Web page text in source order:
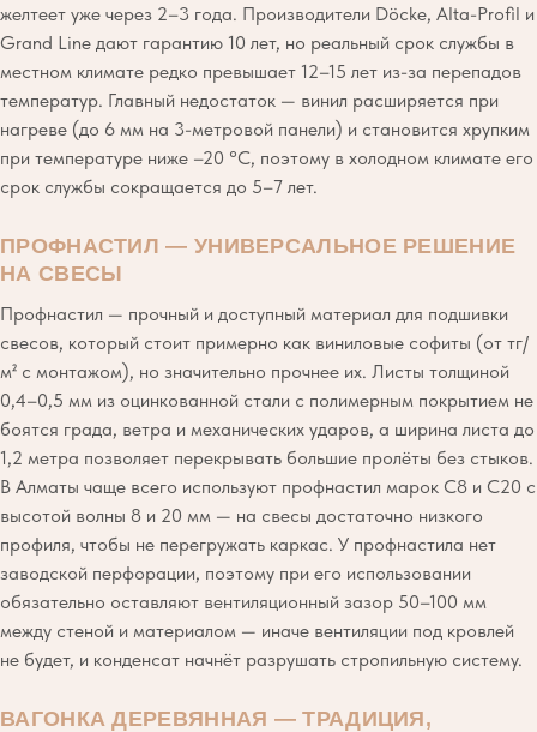
желтеет уже через 2–3 года. Производители Döcke, Alta-Profil и
Grand Line дают гарантию 10 лет, но реальный срок службы в
местном климате редко превышает 12–15 лет из-за перепадов
температур. Главный недостаток — винил расширяется при
нагреве (до 6 мм на 3-метровой панели) и становится хрупким
при температуре ниже –20 °C, поэтому в холодном климате его
срок службы сокращается до 5–7 лет.
ПРОФНАСТИЛ — УНИВЕРСАЛЬНОЕ РЕШЕНИЕ
НА СВЕСЫ
Профнастил — прочный и доступный материал для подшивки
свесов, который стоит примерно как виниловые софиты (от тг/
м² с монтажом), но значительно прочнее их. Листы толщиной
0,4–0,5 мм из оцинкованной стали с полимерным покрытием не
боятся града, ветра и механических ударов, а ширина листа до
1,2 метра позволяет перекрывать большие пролёты без стыков.
В Алматы чаще всего используют профнастил марок С8 и С20 с
высотой волны 8 и 20 мм — на свесы достаточно низкого
профиля, чтобы не перегружать каркас. У профнастила нет
заводской перфорации, поэтому при его использовании
обязательно оставляют вентиляционный зазор 50–100 мм
между стеной и материалом — иначе вентиляции под кровлей
не будет, и конденсат начнёт разрушать стропильную систему.
ВАГОНКА ДЕРЕВЯННАЯ — ТРАДИЦИЯ,